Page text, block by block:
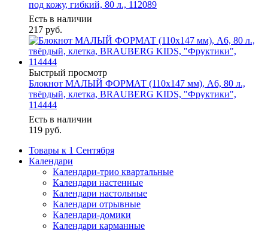
под кожу, гибкий, 80 л., 112089
Есть в наличии
217 руб.
Быстрый просмотр
Блокнот МАЛЫЙ ФОРМАТ (110х147 мм), А6, 80 л.,
твёрдый, клетка, BRAUBERG KIDS, "Фруктики",
114444
Есть в наличии
119 руб.
Товары к 1 Сентября
Календари
Календари-трио квартальные
Календари настенные
Календари настольные
Календари отрывные
Календари-домики
Календари карманные